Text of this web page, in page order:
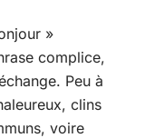
»
complice,
Peu à
clins
voire